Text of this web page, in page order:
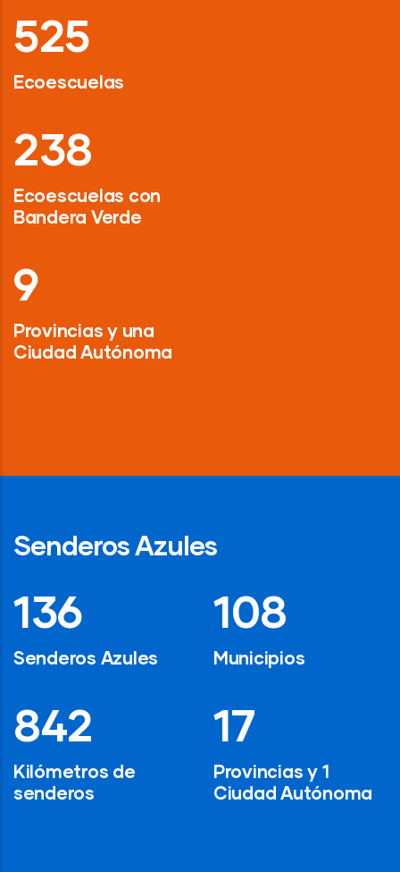
718
Ecoescuelas
326
Ecoescuelas con
Bandera Verde
13
Provincias y una
Ciudad Autónoma
Senderos Azules
194
Senderos Azules
1,200
Kilómetros de
senderos
154
Municipios
24
Provincias y 1
Ciudad Autónoma